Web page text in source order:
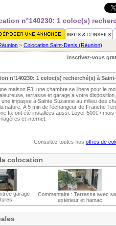
n°140230: 1 coloc(s)
> Colocation Saint-Denis (Réunion)
Inscrivez-vous
n°140230: 1 coloc(s) recherché(s) à
maison F3, une chambre se libère pour le
terrasse et garage à votre
impasse à Sainte Suzanne au milieu des
nature. À 5 min de l'échangeur de Franche
fix ont été installées aussi. Loyer 500€ /
et internet.
Consultez toutes nos offres de
colocation
garage
Commentaire : Terrasse avec
extérieur et hamac